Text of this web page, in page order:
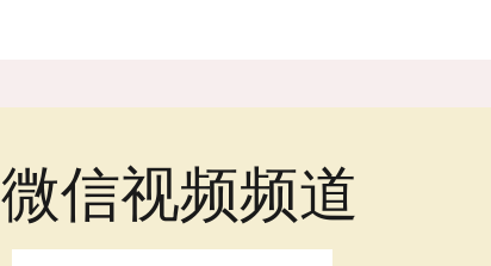
微信视频频道